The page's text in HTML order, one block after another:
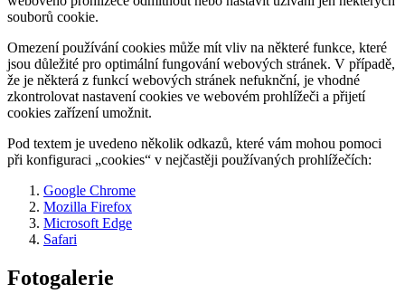
souborů cookie.
Omezení používání cookies může mít vliv na některé funkce, které
jsou důležité pro optimální fungování webových stránek. V případě,
že je některá z funkcí webových stránek nefuknční, je vhodné
zkontrolovat nastavení cookies ve webovém prohlížeči a přijetí
cookies zařízení umožnit.
Pod textem je uvedeno několik odkazů, které vám mohou pomoci
při konfiguraci „cookies“ v nejčastěji používaných prohlížečích:
Google Chrome
Mozilla Firefox
Microsoft Edge
Safari
Fotogalerie